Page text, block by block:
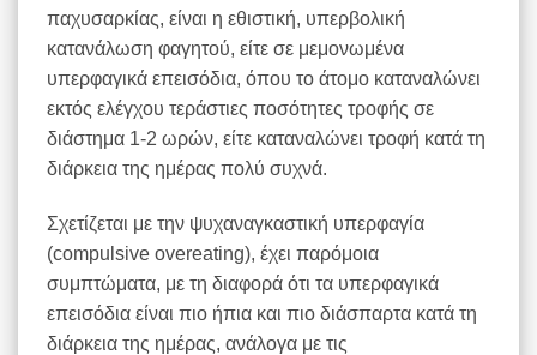
παχυσαρκίας, είναι η εθιστική, υπερβολική
κατανάλωση φαγητού, είτε σε μεμονωμένα
υπερφαγικά επεισόδια, όπου το άτομο καταναλώνει
εκτός ελέγχου τεράστιες ποσότητες τροφής σε
διάστημα 1-2 ωρών, είτε καταναλώνει τροφή κατά τη
διάρκεια της ημέρας πολύ συχνά.
Σχετίζεται με την ψυχαναγκαστική υπερφαγία
(compulsive overeating), έχει παρόμοια
συμπτώματα, με τη διαφορά ότι τα υπερφαγικά
επεισόδια είναι πιο ήπια και πιο διάσπαρτα κατά τη
διάρκεια της ημέρας, ανάλογα με τις